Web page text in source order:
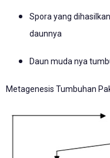
Spora yang
daunnya
Daun muda nya
Metagenesis Tumbuhan